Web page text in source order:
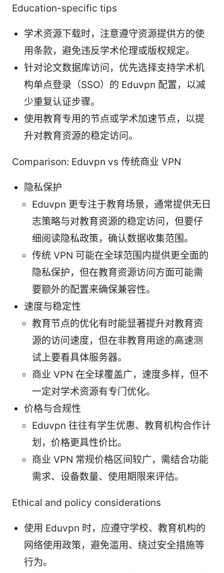
Education-specific tips
学术资源下载时，注意遵守资源提供方的使
用条款，避免违反学术伦理或版权规定。
针对论文数据库访问，优先选择支持学术机
构单点登录（SSO）的 Eduvpn 配置，以减
少重复认证步骤。
使用教育专用的节点或学术加速节点，以提
升对教育资源的稳定访问。
Comparison: Eduvpn vs 传统商业 VPN
隐私保护
Eduvpn 更专注于教育场景，通常提供无日
志策略与对教育资源的稳定访问，但要仔
细阅读隐私政策，确认数据收集范围。
传统 VPN 可能在全球范围内提供更全面的
隐私保护，但在教育资源访问方面可能需
要额外的配置来确保兼容性。
速度与稳定性
教育节点的优化有时能显著提升对教育资
源的访问速度，但在非教育用途的高速测
试上要看具体服务器。
商业 VPN 在全球覆盖广，速度多样，但不
一定对学术资源有专门优化。
价格与合规性
Eduvpn 往往有学生优惠、教育机构合作计
划，价格更具性价比。
商业 VPN 常规价格区间较广，需结合功能
需求、设备数量、使用期限来评估。
Ethical and policy considerations
使用 Eduvpn 时，应遵守学校、教育机构的
网络使用政策，避免滥用、绕过安全措施等
行为。